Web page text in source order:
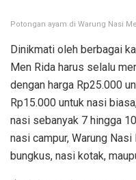
Potongan ayam di Warung Nasi
Dinikmati oleh berbagai
Men Rida harus selalu
dengan harga Rp25.000
Rp15.000 untuk nasi
nasi sebanyak 7 hingga
nasi campur, Warung
bungkus, nasi kotak,